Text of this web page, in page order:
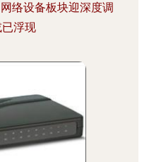
络设备板块迎深度调
浮现